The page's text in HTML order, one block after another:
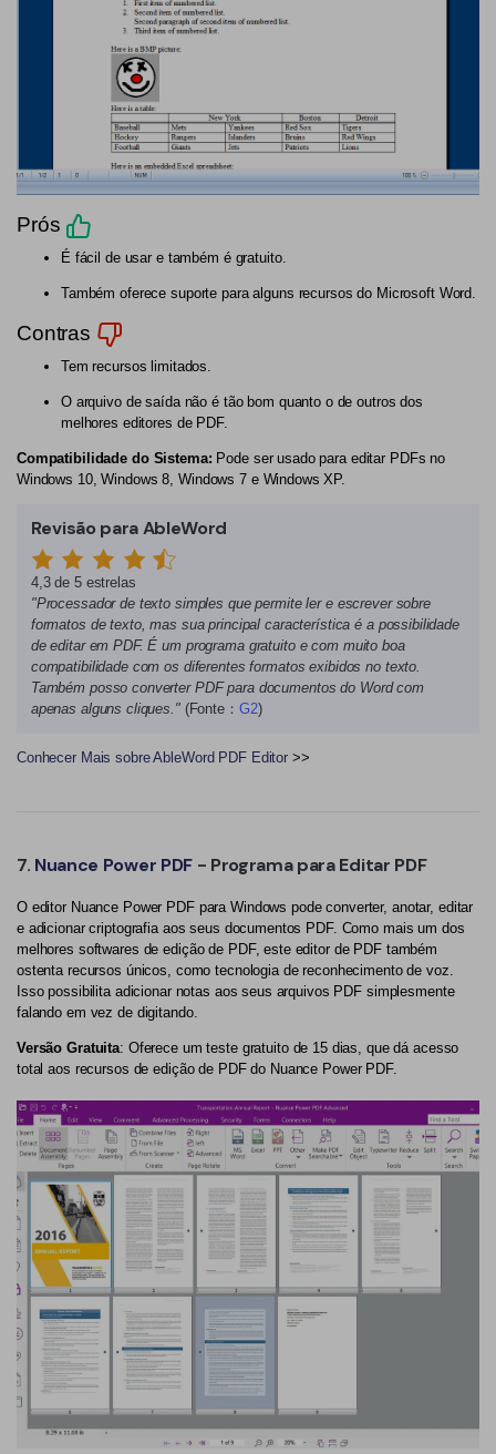
Prós
É fácil de usar e também é gratuito.
Também oferece suporte para alguns recursos do Microsoft Word.
Contras
Tem recursos limitados.
O arquivo de saída não é tão bom quanto o de outros dos
melhores editores de PDF.
Compatibilidade do Sistema: Pode ser usado para editar PDFs no
Windows 10, Windows 8, Windows 7 e Windows XP.
Revisão para AbleWord
4,3 de 5 estrelas
"Processador de texto simples que permite ler e escrever sobre
formatos de texto, mas sua principal característica é a possibilidade
de editar em PDF. É um programa gratuito e com muito boa
compatibilidade com os diferentes formatos exibidos no texto.
Também posso converter PDF para documentos do Word com
apenas alguns cliques."(Fonte： G2)
Conhecer Mais sobre AbleWord PDF Editor >>
7. Nuance Power PDF- Programa para Editar PDF
O editor Nuance Power PDF para Windows pode converter, anotar, editar
e adicionar criptografia aos seus documentos PDF. Como mais um dos
melhores softwares de edição de PDF, este editor de PDF também
ostenta recursos únicos, como tecnologia de reconhecimento de voz.
Isso possibilita adicionar notas aos seus arquivos PDF simplesmente
falando em vez de digitando.
Versão Gratuita: Oferece um teste gratuito de 15 dias, que dá acesso
total aos recursos de edição de PDF do Nuance Power PDF.